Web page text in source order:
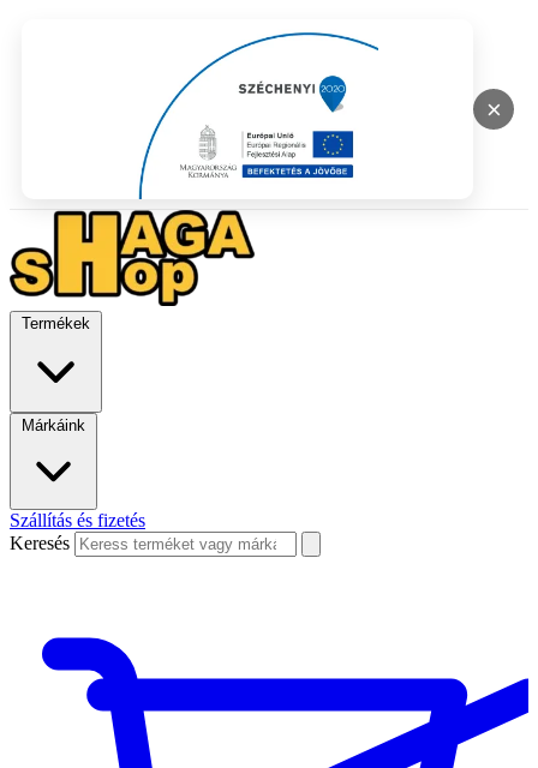
×
Termékek
Márkáink
Szállítás és fizetés
Keresés